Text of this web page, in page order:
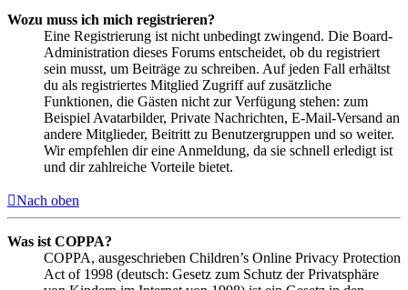
Wozu muss ich mich registrieren?
Eine Registrierung ist nicht unbedingt zwingend. Die Board-
Administration dieses Forums entscheidet, ob du registriert
sein musst, um Beiträge zu schreiben. Auf jeden Fall erhältst
du als registriertes Mitglied Zugriff auf zusätzliche
Funktionen, die Gästen nicht zur Verfügung stehen: zum
Beispiel Avatarbilder, Private Nachrichten, E-Mail-Versand an
andere Mitglieder, Beitritt zu Benutzergruppen und so weiter.
Wir empfehlen dir eine Anmeldung, da sie schnell erledigt ist
und dir zahlreiche Vorteile bietet.
Nach oben
Was ist COPPA?
COPPA, ausgeschrieben Children’s Online Privacy Protection
Act of 1998 (deutsch: Gesetz zum Schutz der Privatsphäre